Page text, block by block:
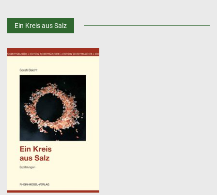
Ein Kreis aus Salz